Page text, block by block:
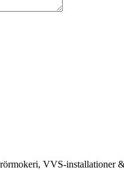
VVS-installationer